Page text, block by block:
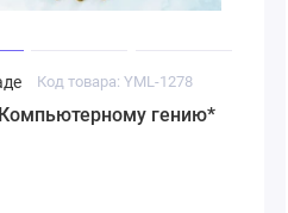
Код товара: YML-1278
гению*